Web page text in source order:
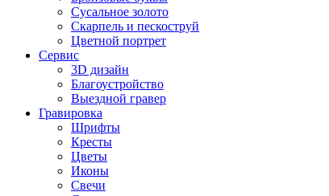
Сусальное золото
Скарпель и пескоструй
Цветной портрет
Сервис
3D дизайн
Благоустройство
Выездной гравер
Гравировка
Шрифты
Кресты
Цветы
Иконы
Свечи